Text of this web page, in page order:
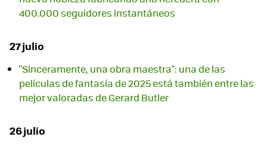
400.000 seguidores instantáneos
27 julio
"Sinceramente, una obra maestra": una de las
películas de fantasía de 2025 está también entre las
mejor valoradas de Gerard Butler
26 julio